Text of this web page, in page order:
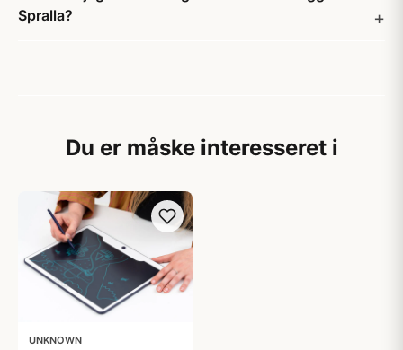
Spralla?
Du er måske interesseret i
UNKNOWN